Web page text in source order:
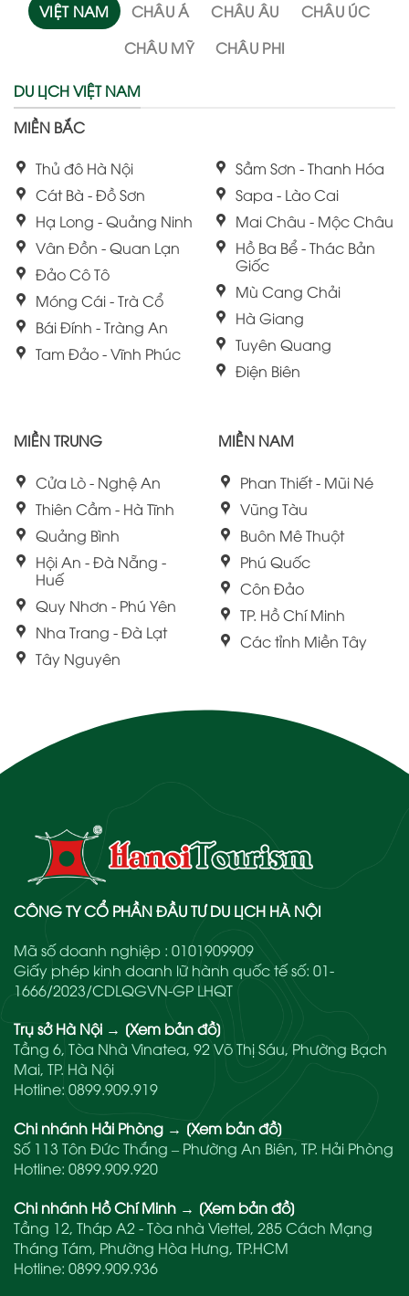
VIỆT NAM CHÂU Á CHÂU ÂU
CHÂU ÚC
CHÂU MỸ
CHÂU PHI
DU LỊCH VIỆT NAM
MIỀN BẮC
Thủ đô Hà Nội
Cát Bà - Đồ Sơn
Hạ Long - Quảng Ninh
Vân Đồn - Quan Lạn
Đảo Cô Tô
Móng Cái - Trà Cổ
Bái Đính - Tràng An
Tam Đảo - Vĩnh Phúc
Sầm Sơn - Thanh Hóa
Sapa - Lào Cai
Mai Châu - Mộc Châu
Hồ Ba Bể - Thác Bản
Giốc
Mù Cang Chải
Hà Giang
Tuyên Quang
Điện Biên
MIỀN TRUNG
Cửa Lò - Nghệ An
Thiên Cầm - Hà Tĩnh
Quảng Bình
Hội An - Đà Nẵng -
Huế
Quy Nhơn - Phú Yên
Nha Trang - Đà Lạt
Tây Nguyên
MIỀN NAM
Phan Thiết - Mũi Né
Vũng Tàu
Buôn Mê Thuột
Phú Quốc
Côn Đảo
TP. Hồ Chí Minh
Các tỉnh Miền Tây
CÔNG TY CỔ PHẦN ĐẦU TƯ DU LỊCH HÀ NỘI
Mã số doanh nghiệp : 0101909909
Giấy phép kinh doanh lữ hành quốc tế số: 01-
1666/2023/CDLQGVN-GP LHQT
Trụ sở Hà Nội → [Xem bản đồ]
Tầng 6, Tòa Nhà Vinatea, 92 Võ Thị Sáu, Phường Bạch
Mai, TP. Hà Nội
Hotline: 0899.909.919
Chi nhánh Hải Phòng → [Xem bản đồ]
Số 113 Tôn Đức Thắng – Phường An Biên, TP. Hải Phòng
Hotline: 0899.909.920
Chi nhánh Hồ Chí Minh → [Xem bản đồ]
Tầng 12, Tháp A2 - Tòa nhà Viettel, 285 Cách Mạng
Tháng Tám, Phường Hòa Hưng, TP.HCM
Hotline: 0899.909.936